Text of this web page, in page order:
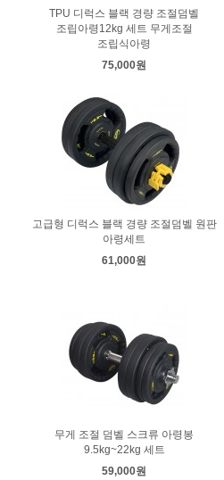
TPU 디럭스 블랙 경량 조절덤벨
조립아령12kg 세트 무게조절
조립식아령
75,000원
고급형 디럭스 블랙 경량 조절덤벨 원판
아령세트
61,000원
무게 조절 덤벨 스크류 아령봉
9.5kg~22kg 세트
59,000원